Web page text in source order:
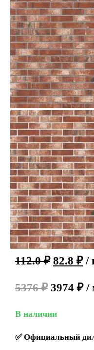
112.0₽ 82.8 ₽ /
5376 ₽3974 ₽ /
В наличии
✅Официальный